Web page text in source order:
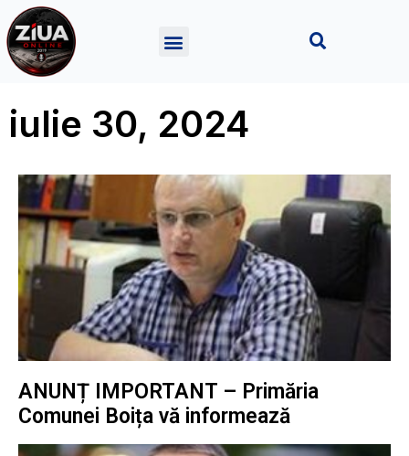
iulie 30, 2024
ANUNȚ IMPORTANT – Primăria
Comunei Boița vă informează